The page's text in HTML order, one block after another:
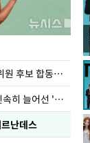
더불어민주당 당대표·최고위원 후보 합동연설회
주택용지 검토 알려지자... 신속히 늘어선 '근조화환'
난데스